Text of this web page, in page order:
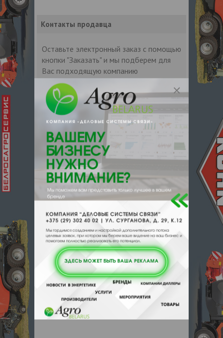
Контакты продавца
Оставьте электронный заказ с помощью
кнопки "Заказать" и мы подберем для
Вас подходящую компанию
поставщика.